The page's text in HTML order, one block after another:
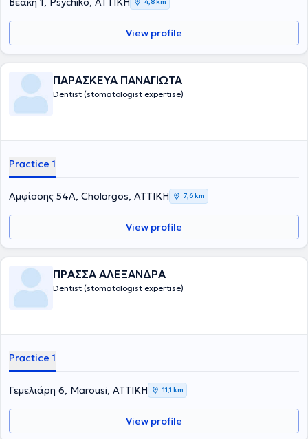
View profile
ΠΑΡΑΣΚΕΥΑ ΠΑΝΑΓΙΩΤΑ
Dentist (stomatologist expertise)
Practice 1
Αμφίσσης 54Α, Cholargos, ΑΤΤΙΚΗ 7,6 km
View profile
ΠΡΑΣΣΑ ΑΛΕΞΑΝΔΡΑ
Dentist (stomatologist expertise)
Practice 1
Γεμελιάρη 6, Marousi, ΑΤΤΙΚΗ 11,1 km
View profile